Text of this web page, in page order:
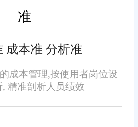
采购人员及时采
完善的销售管理
售订单生成、销售
准
成本准 分析准
成本管理,按使用者岗位设
, 精准剖析人员绩效